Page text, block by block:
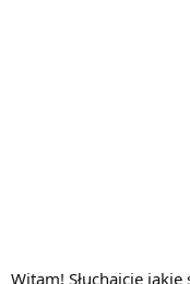
Witam! Słuchajcie